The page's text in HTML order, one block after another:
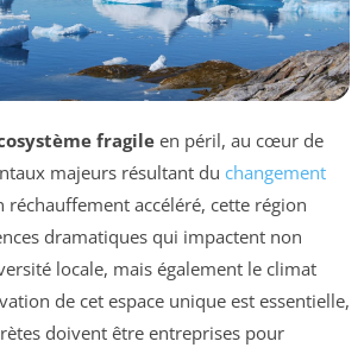
fragile en péril, au cœur de
majeurs résultant du changement
réchauffement accéléré, cette région
dramatiques qui impactent non
locale, mais également le climat
de cet espace unique est essentielle,
doivent être entreprises pour